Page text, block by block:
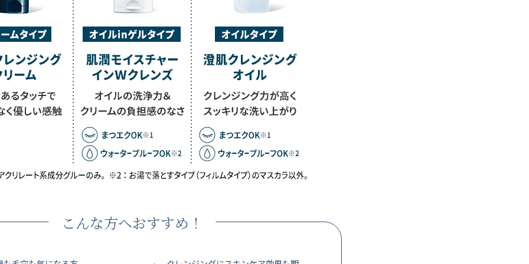
こんな方へおすすめ！